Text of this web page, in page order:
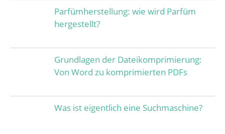
Parfümherstellung: wie wird Parfüm
hergestellt?
Grundlagen der Dateikomprimierung:
Von Word zu komprimierten PDFs
Was ist eigentlich eine Suchmaschine?